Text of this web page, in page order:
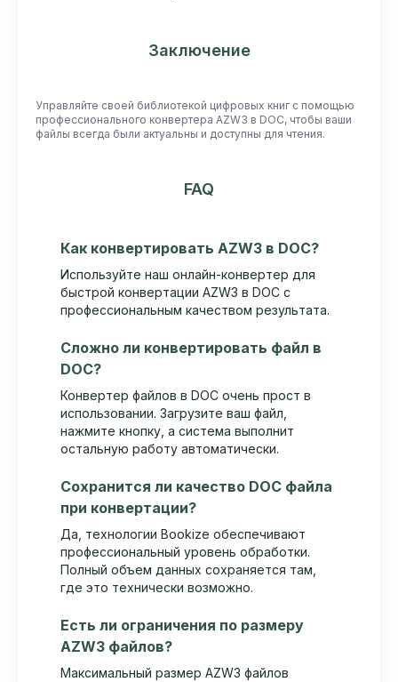
Заключение
Управляйте своей библиотекой цифровых книг с помощью
профессионального конвертера AZW3 в DOC, чтобы ваши
файлы всегда были актуальны и доступны для чтения.
FAQ
Как конвертировать AZW3 в DOC?
Используйте наш онлайн-конвертер для
быстрой конвертации AZW3 в DOC с
профессиональным качеством результата.
Сложно ли конвертировать файл в
DOC?
Конвертер файлов в DOC очень прост в
использовании. Загрузите ваш файл,
нажмите кнопку, а система выполнит
остальную работу автоматически.
Сохранится ли качество DOC файла
при конвертации?
Да, технологии Bookize обеспечивают
профессиональный уровень обработки.
Полный объем данных сохраняется там,
где это технически возможно.
Есть ли ограничения по размеру
AZW3 файлов?
Максимальный размер AZW3 файлов